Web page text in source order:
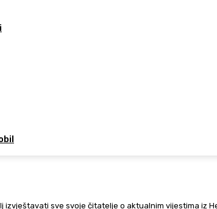
izvještavati sve svoje čitatelje o aktualnim vijestima iz